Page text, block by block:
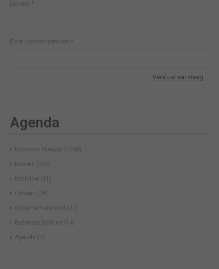
Locatie *
Email contactpersoon *
Verstuur aanvraag
Agenda
Business Nieuws (1258)
Nieuws (592)
Interview (31)
Column (26)
Ondernemersloket (20)
Business Bolides (14)
Agenda (7)